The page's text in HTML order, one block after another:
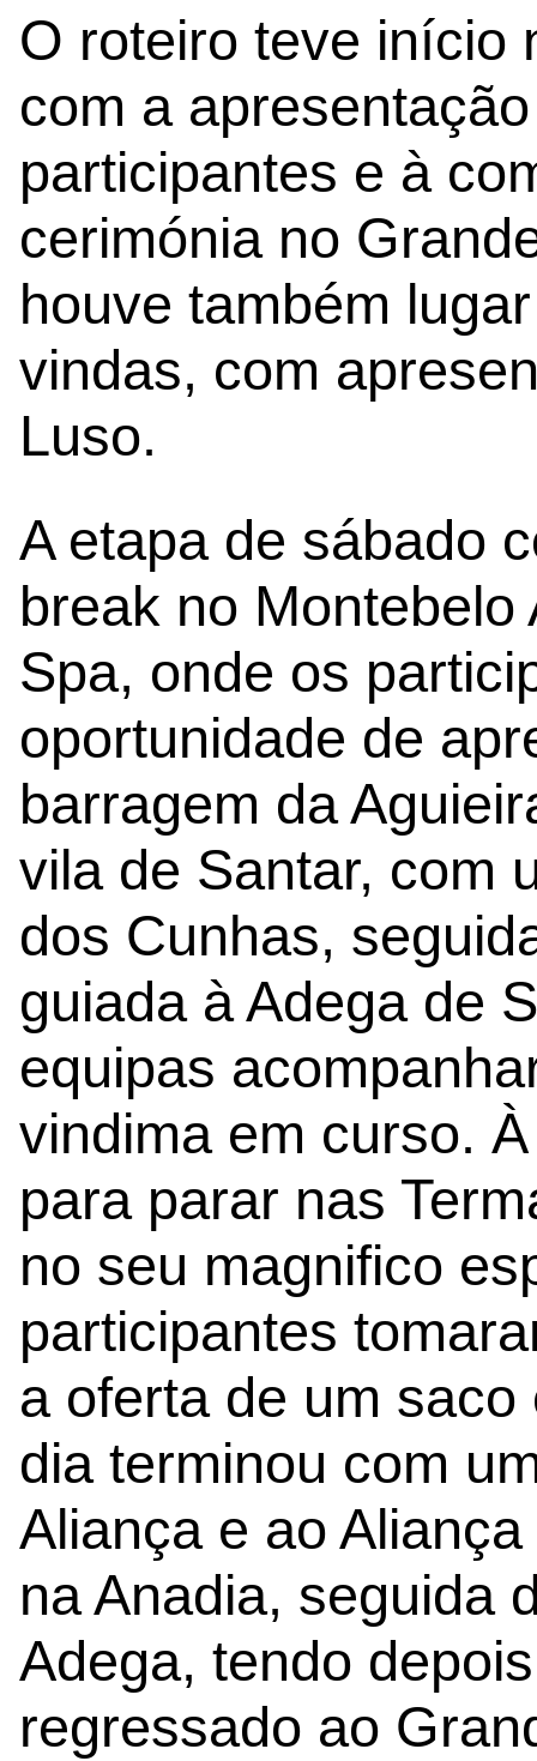
O roteiro teve início
com a
participantes e à
cerimónia no
houve também
vindas, com
Luso.
A etapa de sábado
break no
Spa, onde os
oportunidade de
barragem da
vila de Santar, com
dos Cunhas,
guiada à Adega de
equipas
vindima em curso.
para parar nas
no seu magnifico
participantes
a oferta de um
dia terminou com
Aliança e ao
na Anadia, seguida
Adega, tendo
regressado ao